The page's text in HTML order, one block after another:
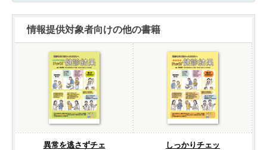
情報提供対象者向けの他の書籍
異常を逃さずチェ
しっかりチェッ